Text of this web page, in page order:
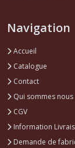
Navigation
Accueil
Catalogue
Contact
Qui sommes nous
CGV
Information
Demande de